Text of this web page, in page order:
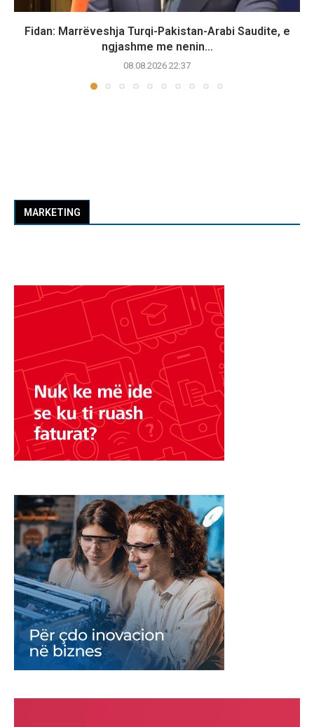
Fidan: Marrëveshja Turqi-Pakistan-Arabi Saudite, e
ngjashme me nenin...
08.08.2026 22:37
MARKETING